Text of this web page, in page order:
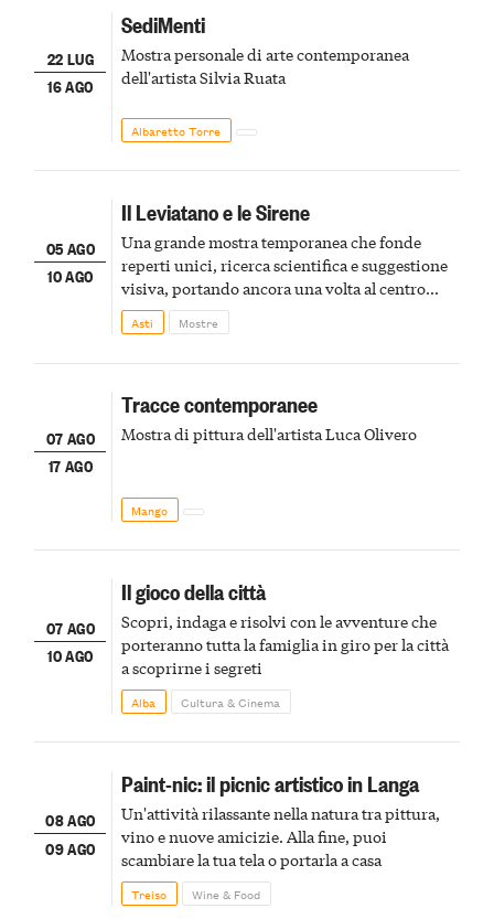
22 LUG
16 AGO
SediMenti
Mostra personale di arte contemporanea
dell'artista Silvia Ruata
Albaretto Torre
05 AGO
10 AGO
Il Leviatano e le Sirene
Una grande mostra temporanea che fonde
reperti unici, ricerca scientifica e suggestione
visiva, portando ancora una volta al centro
della scena le meraviglie del passato astigiano
Asti Mostre
07 AGO
17 AGO
Tracce contemporanee
Mostra di pittura dell'artista Luca Olivero
Mango
07 AGO
10 AGO
Il gioco della città
Scopri, indaga e risolvi con le avventure che
porteranno tutta la famiglia in giro per la città
a scoprirne i segreti
Alba Cultura & Cinema
08 AGO
09 AGO
Paint-nic: il picnic artistico in Langa
Un'attività rilassante nella natura tra pittura,
vino e nuove amicizie. Alla fine, puoi
scambiare la tua tela o portarla a casa
Treiso Wine & Food